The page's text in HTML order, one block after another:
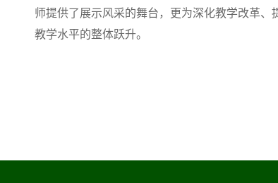
师提供了展示风采的舞台，更为深化教学改革
教学水平的整体跃升。